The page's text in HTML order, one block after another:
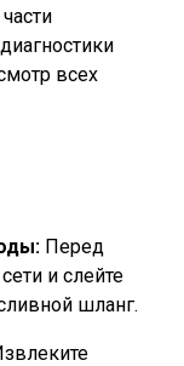
всех
Перед
и слейте
шланг.